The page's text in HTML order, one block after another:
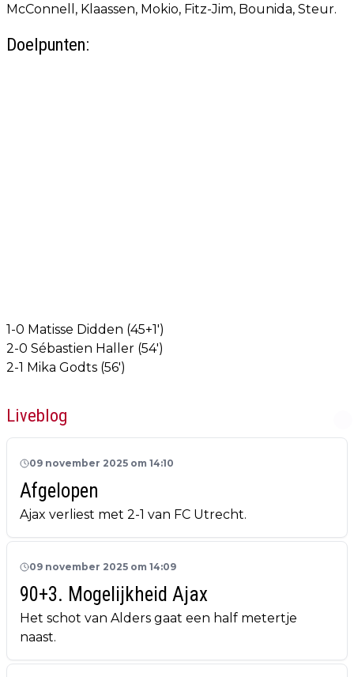
McConnell, Klaassen, Mokio, Fitz-Jim, Bounida, Steur.
Doelpunten:
1-0 Matisse Didden (45+1')
2-0 Sébastien Haller (54')
2-1 Mika Godts (56')
Liveblog
09 november 2025 om 14:10
Afgelopen
Ajax verliest met 2-1 van FC Utrecht.
09 november 2025 om 14:09
90+3. Mogelijkheid Ajax
Het schot van Alders gaat een half metertje
naast.